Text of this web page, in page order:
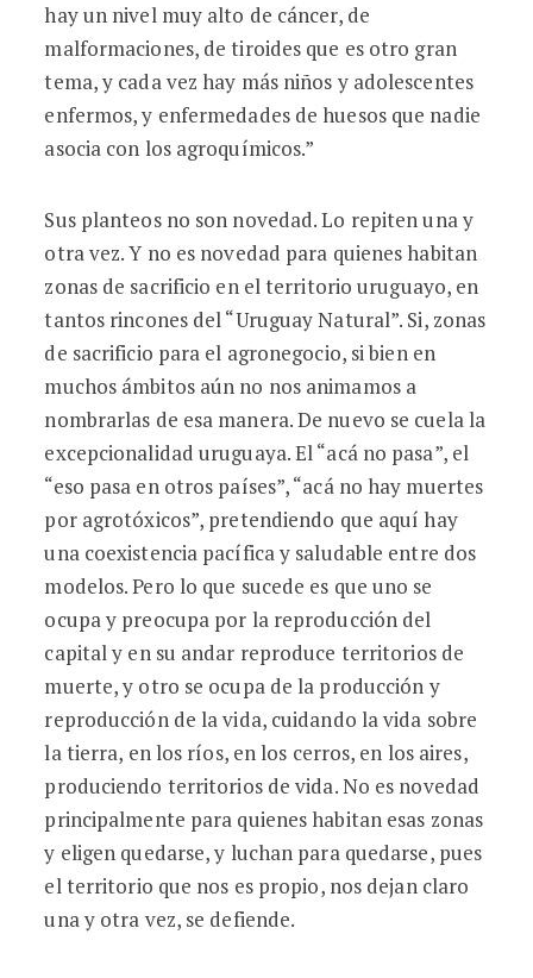
hay un nivel muy alto de cáncer, de
malformaciones, de tiroides que es otro gran
tema, y cada vez hay más niños y adolescentes
enfermos, y enfermedades de huesos que nadie
asocia con los agroquímicos.”
Sus planteos no son novedad. Lo repiten una y
otra vez. Y no es novedad para quienes habitan
zonas de sacrificio en el territorio uruguayo, en
tantos rincones del “Uruguay Natural”. Si, zonas
de sacrificio para el agronegocio, si bien en
muchos ámbitos aún no nos animamos a
nombrarlas de esa manera. De nuevo se cuela la
excepcionalidad uruguaya. El “acá no pasa”, el
“eso pasa en otros países”, “acá no hay muertes
por agrotóxicos”, pretendiendo que aquí hay
una coexistencia pacífica y saludable entre dos
modelos. Pero lo que sucede es que uno se
ocupa y preocupa por la reproducción del
capital y en su andar reproduce territorios de
muerte, y otro se ocupa de la producción y
reproducción de la vida, cuidando la vida sobre
la tierra, en los ríos, en los cerros, en los aires,
produciendo territorios de vida. No es novedad
principalmente para quienes habitan esas zonas
y eligen quedarse, y luchan para quedarse, pues
el territorio que nos es propio, nos dejan claro
una y otra vez, se defiende.